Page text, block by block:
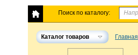
Поиск по каталогу:
Каталог товаров Главная